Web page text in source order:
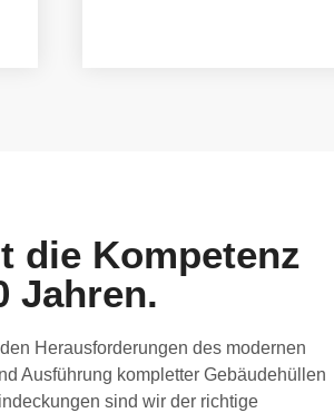
die Kompetenz
Jahren.
Herausforderungen des modernen
Ausführung kompletter Gebäudehüllen
sind wir der richtige